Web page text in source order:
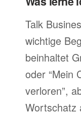
Talk
wichtige
beinhaltet
oder “Mein
verloren”,
Wortschatz